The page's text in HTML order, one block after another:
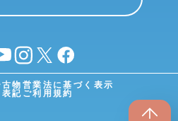
instagram
X facebook
古物営業法に基づく表示
記 ご利用規約